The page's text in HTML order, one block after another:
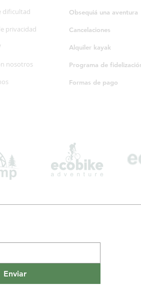
dificultad
privacidad
nosotros
Obsequiá una aventura
Cancelaciones
Alquiler kayak
Programa de
Formas de pago
Enviar